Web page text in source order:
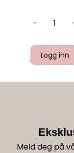
-
Logg inn
Meld deg på